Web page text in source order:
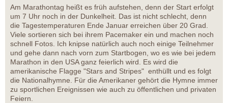
Am Marathontag heißt es früh aufstehen, denn der Start erfolgt
um 7 Uhr noch in der Dunkelheit. Das ist nicht schlecht, denn
die Tagestemperaturen Ende Januar erreichen über 20 Grad.
Viele sortieren sich bei ihrem Pacemaker ein und machen noch
schnell Fotos. Ich knipse natürlich auch noch einige Teilnehmer
und gehe dann nach vorn zum Startbogen, wo es wie bei jedem
Marathon in den USA ganz feierlich wird. Es wird die
amerikanische Flagge "Stars and Stripes" enthüllt und es folgt
die Nationalhymne. Für die Amerikaner gehört die Hymne immer
zu sportlichen Ereignissen wie auch zu öffentlichen und privaten
Feiern.